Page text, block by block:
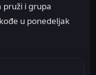
pruži i grupa
u ponedeljak